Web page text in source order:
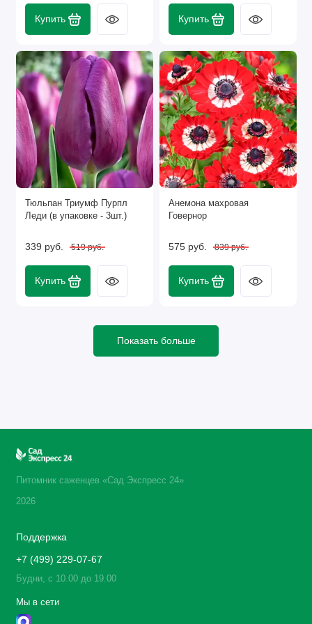
Купить Купить
Тюльпан Триумф Пурпл
Леди (в упаковке - 3шт.)
339 руб. 519 руб.
Купить
Анемона махровая
Говернор
575 руб. 839 руб.
Купить
Показать больше
Питомник саженцев «Сад Экспресс 24»
2026
Поддержка
+7 (499) 229-07-67
Будни, с 10.00 до 19.00
Мы в сети